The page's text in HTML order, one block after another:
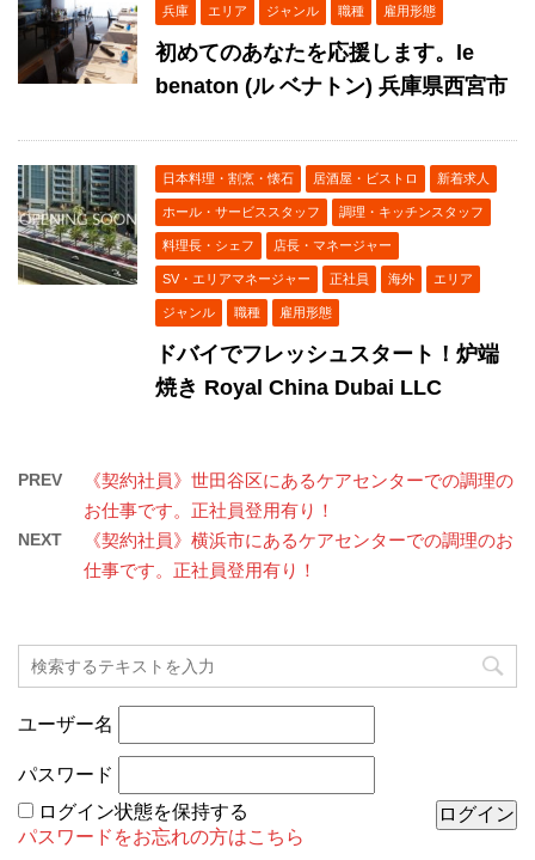
兵庫 エリア ジャンル 職種 雇用形態
初めてのあなたを応援します。le
benaton (ル ベナトン) 兵庫県西宮市
日本料理・割烹・懐石 居酒屋・ビストロ 新着求人
ホール・サービススタッフ 調理・キッチンスタッフ
料理長・シェフ 店長・マネージャー
SV・エリアマネージャー 正社員 海外 エリア
ジャンル 職種 雇用形態
ドバイでフレッシュスタート！炉端
焼き Royal China Dubai LLC
PREV
《契約社員》世田谷区にあるケアセンターでの調理の
お仕事です。正社員登用有り！
NEXT
《契約社員》横浜市にあるケアセンターでの調理のお
仕事です。正社員登用有り！
ユーザー名
パスワード
ログイン状態を保持する
パスワードをお忘れの方はこちら